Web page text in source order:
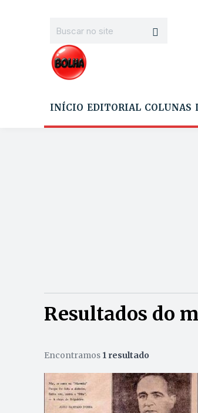
INÍCIO EDITORIAL COLUNAS
Resultados do
Encontramos 1 resultado